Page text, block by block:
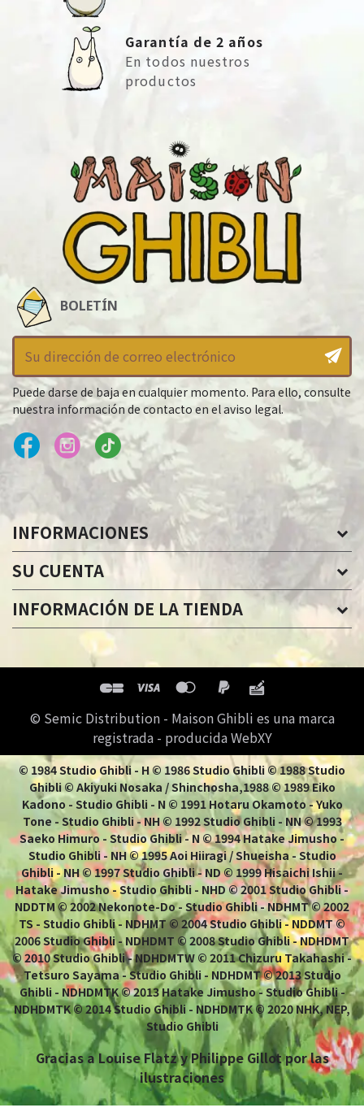
Garantía de 2 años
En todos nuestros
productos
BOLETÍN
Puede darse de baja en cualquier momento. Para ello, consulte
nuestra información de contacto en el aviso legal.
INFORMACIONES
SU CUENTA
INFORMACIÓN DE LA TIENDA
© Semic Distribution - Maison Ghibli es una marca
registrada - producida WebXY
© 1984 Studio Ghibli - H © 1986 Studio Ghibli © 1988 Studio
Ghibli © Akiyuki Nosaka / Shinchosha,1988 © 1989 Eiko
Kadono - Studio Ghibli - N © 1991 Hotaru Okamoto - Yuko
Tone - Studio Ghibli - NH © 1992 Studio Ghibli - NN © 1993
Saeko Himuro - Studio Ghibli - N © 1994 Hatake Jimusho -
Studio Ghibli - NH © 1995 Aoi Hiiragi / Shueisha - Studio
Ghibli - NH © 1997 Studio Ghibli - ND © 1999 Hisaichi Ishii -
Hatake Jimusho - Studio Ghibli - NHD © 2001 Studio Ghibli -
NDDTM © 2002 Nekonote-Do - Studio Ghibli - NDHMT © 2002
TS - Studio Ghibli - NDHMT © 2004 Studio Ghibli - NDDMT ©
2006 Studio Ghibli - NDHDMT © 2008 Studio Ghibli - NDHDMT
© 2010 Studio Ghibli - NDHDMTW © 2011 Chizuru Takahashi -
Tetsuro Sayama - Studio Ghibli - NDHDMT © 2013 Studio
Ghibli - NDHDMTK © 2013 Hatake Jimusho - Studio Ghibli -
NDHDMTK © 2014 Studio Ghibli - NDHDMTK © 2020 NHK, NEP,
Studio Ghibli
Gracias a Louise Flatz y Philippe Gillot por las
ilustraciones